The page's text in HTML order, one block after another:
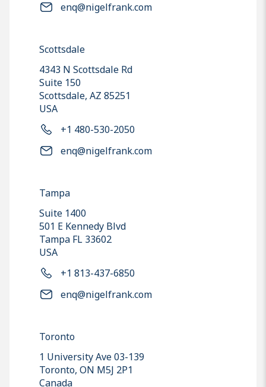
enq@nigelfrank.com
Scottsdale
4343 N Scottsdale Rd
Suite 150
Scottsdale, AZ 85251
USA
+1 480-530-2050
enq@nigelfrank.com
Tampa
Suite 1400
501 E Kennedy Blvd
Tampa FL 33602
USA
+1 813-437-6850
enq@nigelfrank.com
Toronto
1 University Ave 03-139
Toronto, ON M5J 2P1
Canada